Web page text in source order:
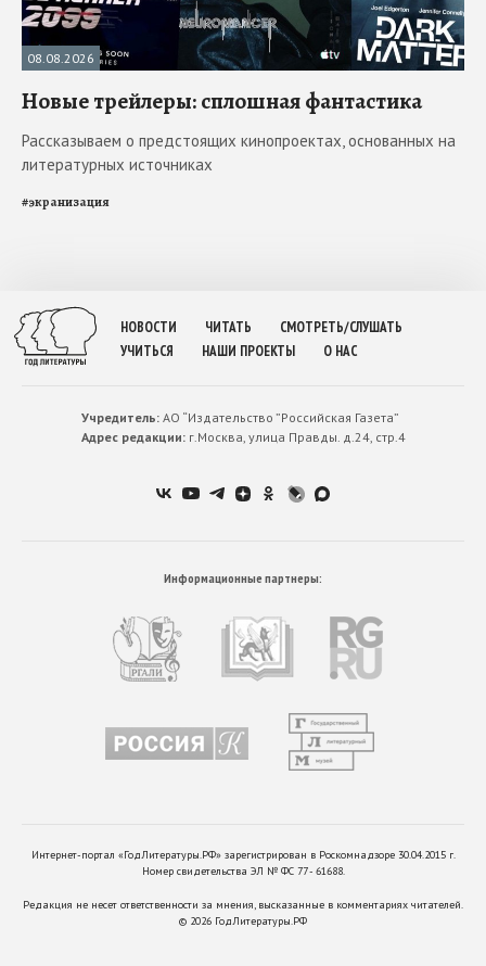
08.08.2026
Новые трейлеры: сплошная фантастика
Рассказываем о предстоящих кинопроектах, основанных на
литературных источниках
#экранизация
НОВОСТИ ЧИТАТЬ
СМОТРЕТЬ/СЛУШАТЬ
УЧИТЬСЯ
НАШИ ПРОЕКТЫ О НАС
Учредитель:АО “Издательство ”Российская Газета”
Адрес редакции:г.Москва, улица Правды. д.24, стр.4
Информационные партнеры:
Интернет-портал «ГодЛитературы.РФ» зарегистрирован в Роскомнадзоре 30.04.2015 г.
Номер свидетельства ЭЛ № ФС 77 - 61688.
Редакция не несет ответственности за мнения, высказанные в комментариях читателей.
© 2026 ГодЛитературы.РФ